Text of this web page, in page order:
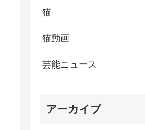
猫
猫動画
芸能ニュース
アーカイブ